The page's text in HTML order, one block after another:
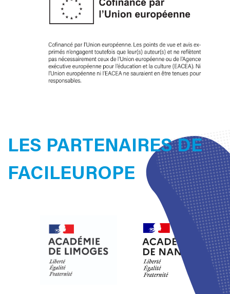
LES PARTENAIRES DE
FACILEUROPE